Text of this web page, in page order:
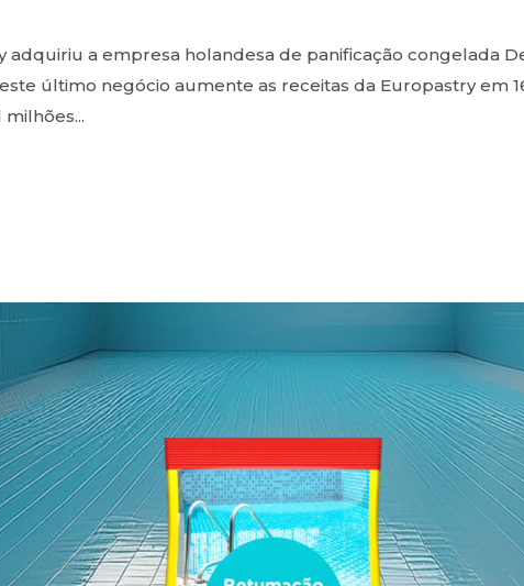
adquiriu a empresa holandesa de panificação congelada
último negócio aumente as receitas da Europastry em